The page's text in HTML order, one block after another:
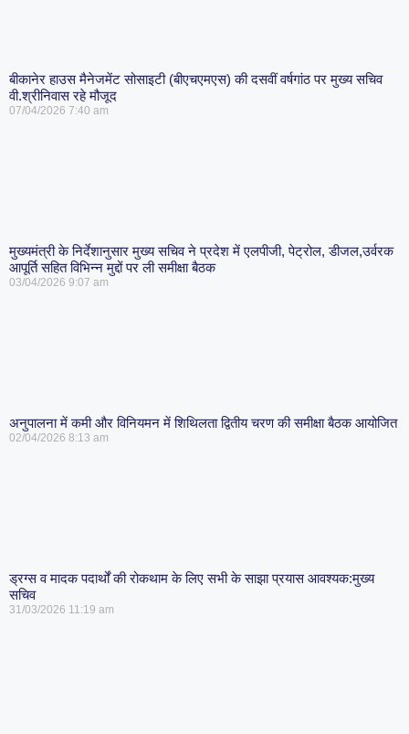
बीकानेर हाउस मैनेजमेंट सोसाइटी (बीएचएमएस) की दसवीं वर्षगांठ पर मुख्य सचिव
वी.श्रीनिवास रहे मौजूद
07/04/2026 7:40 am
मुख्यमंत्री के निर्देशानुसार मुख्य सचिव ने प्रदेश में एलपीजी, पेट्रोल, डीजल,उर्वरक
आपूर्ति सहित विभिन्न मुद्दों पर ली समीक्षा बैठक
03/04/2026 9:07 am
अनुपालना में कमी और विनियमन में शिथिलता द्वितीय चरण की समीक्षा बैठक आयोजित
02/04/2026 8:13 am
ड्रग्स व मादक पदार्थों की रोकथाम के लिए सभी के साझा प्रयास आवश्यक:मुख्य
सचिव
31/03/2026 11:19 am